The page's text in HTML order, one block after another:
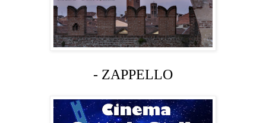
- ZAPPELLO